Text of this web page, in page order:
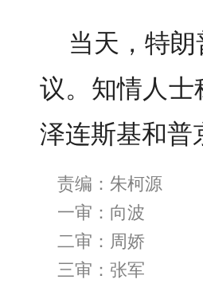
当天，特
议。知情人士
泽连斯基和普
责编：朱柯源
一审：向波
二审：周娇
三审：张军